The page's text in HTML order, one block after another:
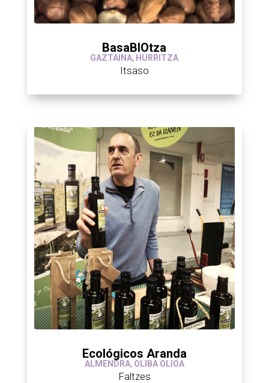
BasaBIOtza
GAZTAINA, HURRITZA
Itsaso
Ecológicos Aranda
ALMENDRA, OLIBA OLIOA
Faltzes